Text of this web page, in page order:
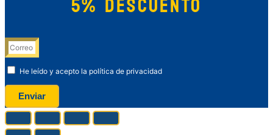
He leído y acepto la política de privacidad
Enviar